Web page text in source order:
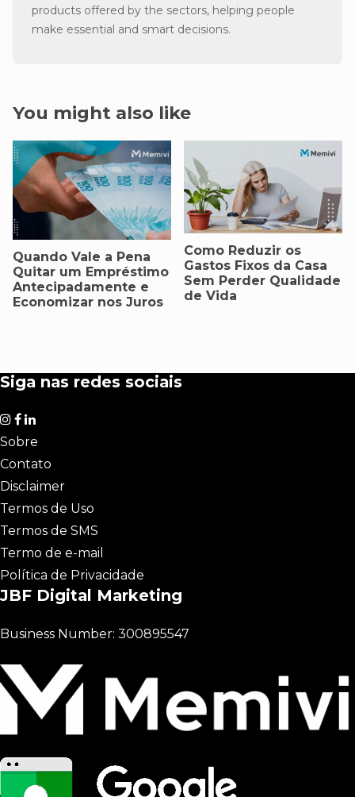
products offered by the sectors, helping people
make essential and smart decisions.
You might also like
Quando Vale a Pena
Quitar um Empréstimo
Antecipadamente e
Economizar nos Juros
Como Reduzir os
Gastos Fixos da Casa
Sem Perder Qualidade
de Vida
Siga nas redes sociais
Sobre
Contato
Disclaimer
Termos de Uso
Termos de SMS
Termo de e-mail
Política de Privacidade
JBF Digital Marketing
Business Number: 300895547